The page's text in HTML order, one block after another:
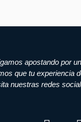
apostando por
que tu experiencia
nuestras redes